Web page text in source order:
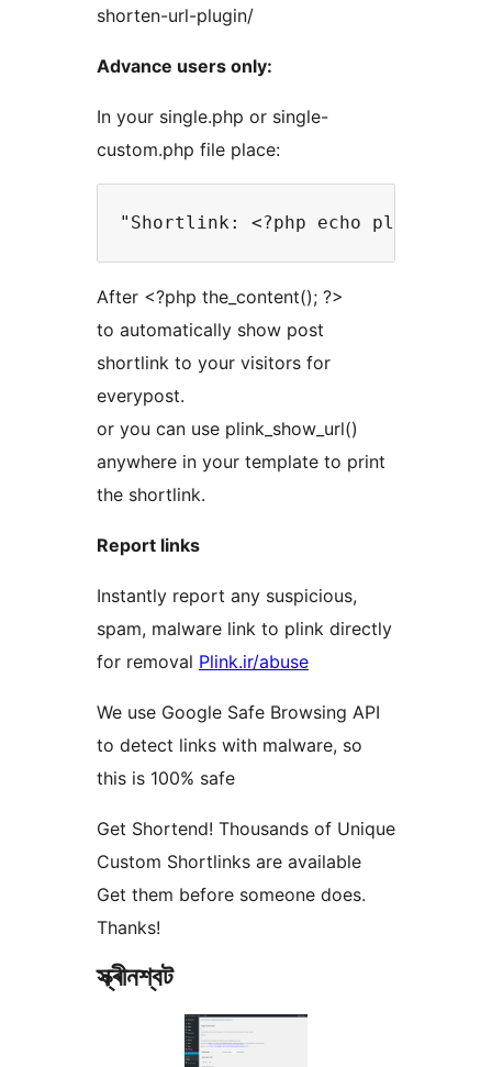
shorten-url-plugin/
Advance users only:
In your single.php or single-
custom.php file place:
"Shortlink: <?php echo
After <?php the_content(); ?>
to automatically show post
shortlink to your visitors for
everypost.
or you can use plink_show_url()
anywhere in your template to print
the shortlink.
Report links
Instantly report any suspicious,
spam, malware link to plink directly
for removal Plink.ir/abuse
We use Google Safe Browsing API
to detect links with malware, so
this is 100% safe
Get Shortend! Thousands of Unique
Custom Shortlinks are available
Get them before someone does.
Thanks!
স্ক্ৰীনশ্বট